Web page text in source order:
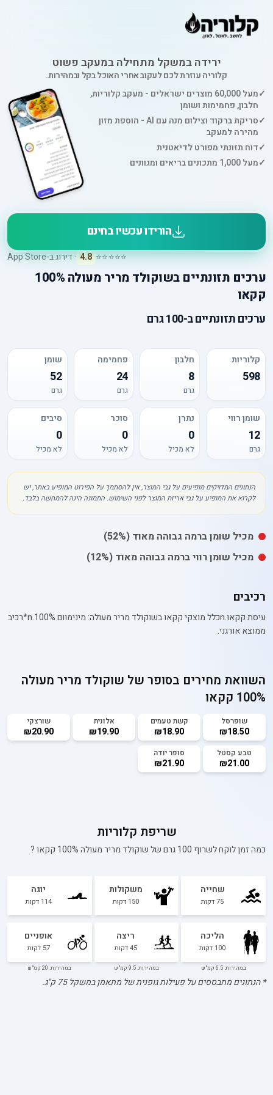
ירידה במשקל מתחילה במעקב פשוט
קלוריה עוזרת לכם לעקוב אחרי האוכל בקל ובמהירות.
✓
מעל 60,000 מוצרים ישראלים - מעקב קלוריות,
חלבון, פחמימות ושומן
✓
סריקת ברקוד וצילום מנה עם AI - הוספת מזון
מהירה למעקב
✓דוח תזונתי מפורט לדיאטנית
✓מעל 1,000 מתכונים בריאים ומגוונים
הורידו עכשיו בחינם
⭐⭐⭐⭐⭐
4.8 · דירוג ב-App Store
ערכים תזונתיים ב
שוקולד מריר מעולה 100%
קקאו
ערכים תזונתייםב-100 גרם
קלוריות
598
חלבון
8
גרם
פחמימה
24
גרם
שומן
52
גרם
שומן רווי
12
גרם
נתרן
0
לא מכיל
סוכר
0
לא מכיל
סיבים
0
לא מכיל
הנתונים המדויקים מופיעים על גבי המוצר, אין להסתמך על הפירוט המופיע באתר, יש
לקרוא את המופיע על גבי אריזת המוצר לפני השימוש. התמונה הינה להמחשה בלבד.
מכיל שומןברמה גבוהה מאוד (52%)
מכיל שומן רוויברמה גבוהה מאוד (12%)
רכיבים
עיסת קקאו.nכלל מוצקי קקאו בשוקולד מריר מעולה: מינימוום 100%.n*רכיב
ממוצא אורגני.
השוואת מחירים בסופר של שוקולד מריר מעולה
100% קקאו
שופרסל
₪18.50
קשת טעמים
₪18.90
אלונית
₪19.90
שורצקי
₪20.90
טבע קסטל
₪21.00
סופר יודה
₪21.90
שריפת קלוריות
כמה זמן לוקח לשרוף 100 גרם של שוקולד מריר מעולה 100% קקאו ?
שחייה
75דקות
משקולות
150 דקות
יוגה
114 דקות
הליכה
100 דקות
במהירות: 6.5 קמ"ש
ריצה
45דקות
במהירות: 9.5 קמ"ש
אופניים
57 דקות
במהירות: 20 קמ"ש
* הנתונים מתבססים על פעילות גופנית של מתאמן במשקל75ק"ג.